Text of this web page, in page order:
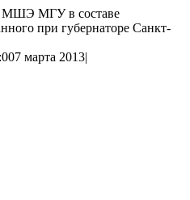
МШЭ МГУ в составе
при губернаторе Санкт-
7 марта 2013|